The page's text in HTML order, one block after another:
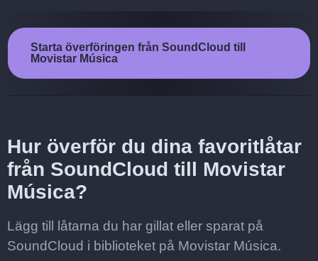
Starta överföringen från SoundCloud till
Movistar Música
Hur överför du dina favoritlåtar
från SoundCloud till Movistar
Música?
Lägg till låtarna du har gillat eller sparat på
SoundCloud i biblioteket på Movistar Música.